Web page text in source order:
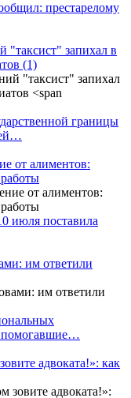
престарелому
"таксист" запихал в
(1)
границы
от алиментов:
июля поставила
им ответили
адвоката!»: как